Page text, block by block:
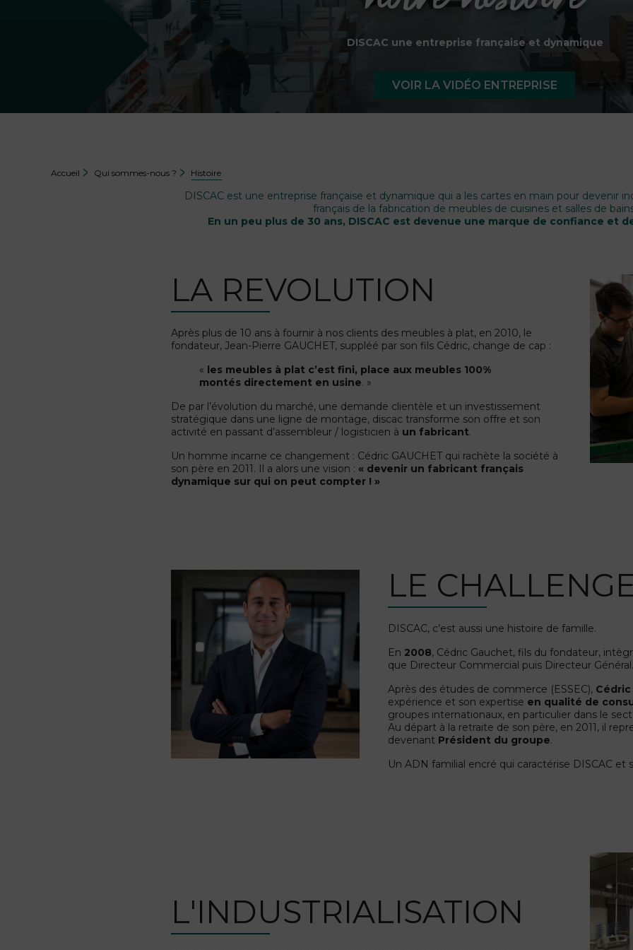
DISCAC une entreprise française et dynamique
VOIR LA VIDÉO ENTREPRISE
Accueil Qui sommes-nous ? Histoire
DISCAC est une entreprise française et dynamique qui a les cartes en main pour devenir
français de la fabrication de meubles de cuisines et salles de
En un peu plus de 30 ans, DISCAC est devenue une marque de confiance et
LA REVOLUTION
Après plus de 10 ans à fournir à nos clients des meubles à plat, en 2010, le
fondateur, Jean-Pierre GAUCHET, suppléé par son fils Cédric, change de cap :
« les meubles à plat c’est fini, p lace aux meubles 100%
montés directement en usine. »
De par l’évolution du marché, une demande clientèle et un investissement
stratégique dans une ligne de montage, discac transforme son offre et son
activité en passant d’assembleur / logisticien à un fabricant.
Un homme incarne ce changement : Cédric GAUCHET qui rachète la société à
son père en 2011. Il a alors une vision : « devenir un fabricant français
dynamique sur qui on peut compter ! »
LE
DISCAC, c’est aussi une histoire de famille.
En 2008, Cédric Gauchet, fils du fondateur,
que Directeur Commercial puis Directeur Général.
Après des études de commerce (ESSEC),
expérience et son expertise en qualité de
groupes internationaux, en particulier dans le
Au départ à la retraite de son père, en 2011, il
devenant Président du groupe.
Un ADN familial encré qui caractérise DISCAC et
L'INDUSTRIALISATION